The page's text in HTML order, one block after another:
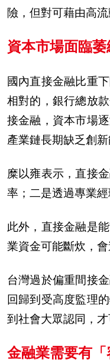
險，但對可藉由高
資本市場面臨
國內直接金融比重
相對的，銀行總放
接金融，資本市場
產業鏈長期缺乏創
糜以雍表示，直接
率；二是透過專業
此外，直接金融是能
業資金可能斷炊，
台灣過於偏重間接
回歸到受高度監理
到社會大眾認同，
金融業需要有「